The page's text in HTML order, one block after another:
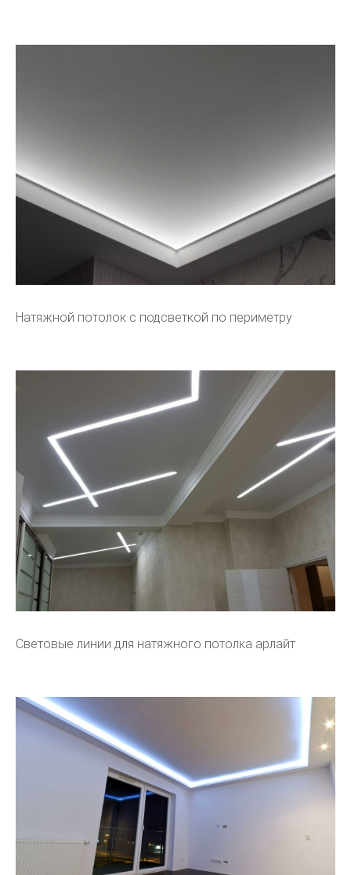
Натяжной потолок с подсветкой по периметру
Световые линии для натяжного потолка арлайт